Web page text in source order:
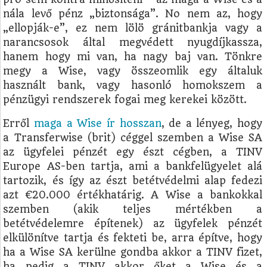
nála levő pénz „biztonsága”. No nem az, hogy
„ellopják-e”, ez nem lölö gránitbankja vagy a
narancsosok által megvédett nyugdíjkassza,
hanem hogy mi van, ha nagy baj van. Tönkre
megy a Wise, vagy összeomlik egy általuk
használt bank, vagy hasonló homokszem a
pénzügyi rendszerek fogai meg kerekei között.
Errőlmaga a Wise ír hosszan, de a lényeg, hogy
a Transferwise (brit) céggel szemben a Wise SA
az ügyfelei pénzét egy észt cégben, a TINV
Europe AS-ben tartja, ami a bankfelügyelet alá
tartozik, és így az észt betétvédelmi alap fedezi
azt €20.000 értékhatárig. A Wise a bankokkal
szemben (akik teljes mértékben a
betétvédelemre építenek) az ügyfelek pénzét
elkülönítve tartja és fekteti be, arra építve, hogy
ha a Wise SA kerülne gondba akkor a TINV fizet,